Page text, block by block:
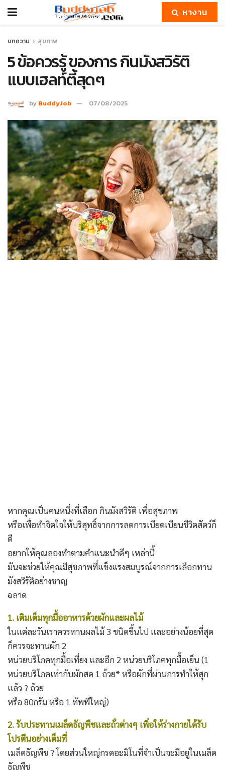
หางาน
บทความ สุขภาพ
5 ข้อควรรู้ ของการ กินมังสวิรัติ
แบบเฮลท์ตี้สุดๆ
by BuddyJob 07/08/2025
หากคุณเป็นคนหนึ่งที่เลือก กินมังสวิรัติ เพื่อสุขภาพ
หรือเพื่อทำจิตใจให้บริสุทธิ์จากการลดการเบียดเบียนชีวิตสัตว์ก็
ดี
อยากให้คุณลองทำตามคำแนะนำดีๆ เหล่านี้
มันจะช่วยให้คุณมีสุขภาพที่แข็งแรงสมบูรณ์จากการเลือกทาน
มังสวิรัติอย่างชาญ
ฉลาด
1. เติมเต็มทุกมื้ออาหารด้วยผักและผลไม้
ในแต่ละวันเราควรทานผลไม้ 3 ชนิดขึ้นไป และอย่างน้อยที่สุด
ก็ควรจะทานผัก 2
หน่วยบริโภคทุกมื้อเที่ยง และอีก 2 หน่วยบริโภคทุกมื้อเย็น (1
หน่วยบริโภคเท่ากับผักสด 1 ถ้วย* หรือผักที่ผ่านการทำให้สุก
แล้ว ? ถ้วย
หรือ 80กรัม หรือ 1 ทัพพีใหญ่)
2. รับประทานเมล็ดธัญพืชและถั่วต่างๆ เพิ่อให้ร่างกายได้รับ
โปรตีนอย่างเต็มที่
เมล็ดธัญพืช ? โดยส่วนใหญ่กรดอะมิโนที่จำเป็นจะมีอยู่ในเมล็ด
ธัญพืช